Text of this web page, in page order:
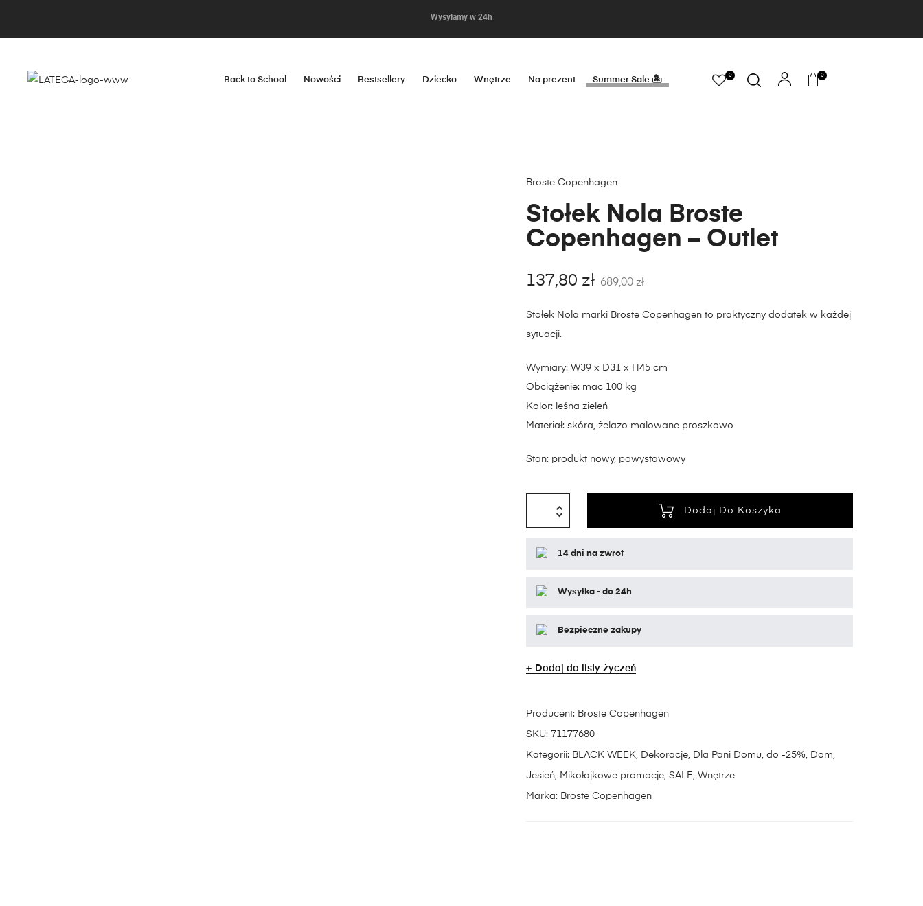
Wygodne i bezpieczne płatności
Wysyłamy w 24h
Back to School Nowości Bestsellery Dziecko Wnętrze Na prezent Summer Sale 🏝
0 0
Broste Copenhagen
Stołek Nola Broste
Copenhagen – Outlet
689,00zł
137,80 zł
Stołek Nola marki Broste Copenhagen to praktyczny dodatek w każdej
sytuacji.
Wymiary: W39 x D31 x H45 cm
Obciążenie: mac 100 kg
Kolor: leśna zieleń
Materiał: skóra, żelazo malowane proszkowo
Stan: produkt nowy, powystawowy
Dodaj Do Koszyka
14 dni na zwrot
Wysyłka - do 24h
Bezpieczne zakupy
Dodaj do listy życzeń
Producent: Broste Copenhagen
SKU: 71177680
Kategorii: BLACK WEEK, Dekoracje, Dla Pani Domu do -25% Dom
Jesień, Mikołajkowe promocje, SALE Wnętrze
Marka: Broste Copenhagen